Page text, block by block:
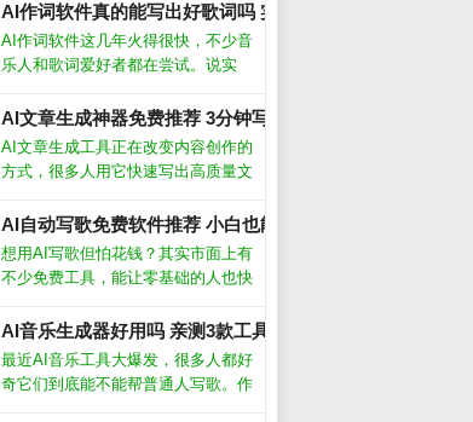
AI作词软件真的能写出好歌词吗 实测三款热门工具告诉你
AI作词软件这几年火得很快，不少音
乐人和歌词爱好者都在尝试。说实
词讲究情感和意境，机器能懂吗？但
用了十几款工具后，我发现它们确实
能提供灵感，甚至写出令人惊艳的句
AI文章生成神器免费推荐 3分钟写出爆款文章_
AI文章生成工具正在改变内容创作的
方式，很多人用它快速写出高质量文
了半年多，从最初的怀疑到现在的依
赖，发现关键是把AI当成助手而非主
角。它能帮你突破灵感枯竭，但最终
AI自动写歌免费软件推荐 小白也能轻松创作_
想用AI写歌但怕花钱？其实市面上有
不少免费工具，能让零基础的人也快
用体验出发，聊聊几款真正好用的AI
自动写歌免费软件，帮你绕过那些华
而不实的坑。免费AI写歌软件哪个好
AI音乐生成器好用吗 亲测3款工具告诉你_
最近AI音乐工具大爆发，很多人都好
奇它们到底能不能帮普通人写歌。作